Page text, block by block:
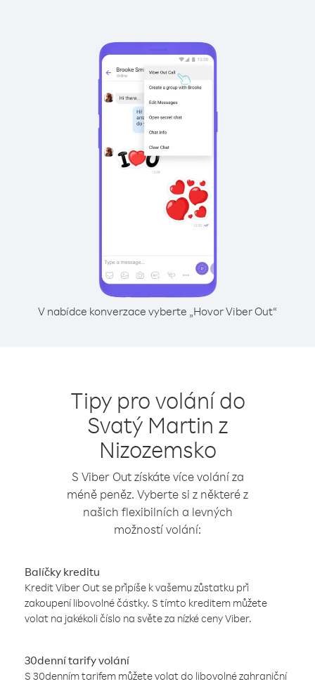
V nabídce konverzace vyberte „Hovor Viber Out“
Tipy pro volání do
Svatý Martin z
Nizozemsko
S Viber Out získáte více volání za
méně peněz. Vyberte si z některé z
našich flexibilních a levných
možností volání:
Balíčky kreditu
Kredit Viber Out se připíše k vašemu zůstatku při
zakoupení libovolné částky. S tímto kreditem můžete
volat na jakékoli číslo na světe za nízké ceny Viber.
30denní tarify volání
S 30denním tarifem můžete volat do libovolné zahraniční